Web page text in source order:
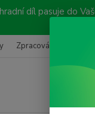
díl pasuje do
Zpracování objednávky